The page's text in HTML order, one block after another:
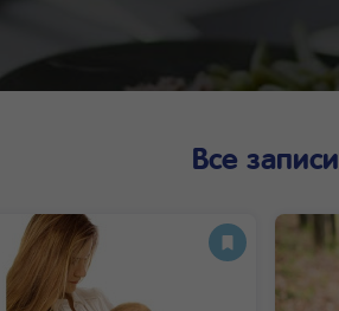
Все записи